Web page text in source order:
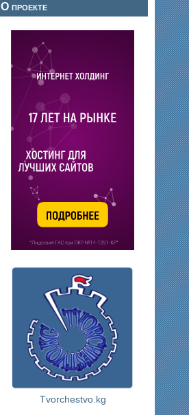
О проекте
Tvorchestvo.kg